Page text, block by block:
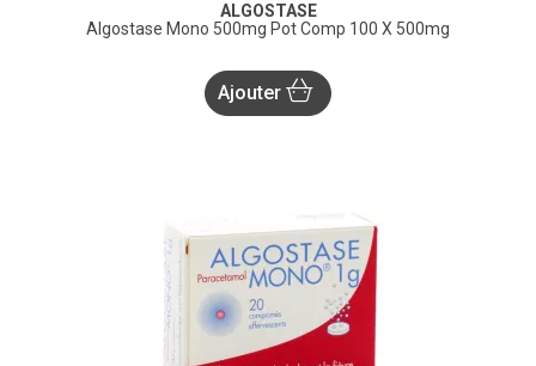
ALGOSTASE
Algostase Mono 500mg Pot Comp 100 X 500mg
Ajouter